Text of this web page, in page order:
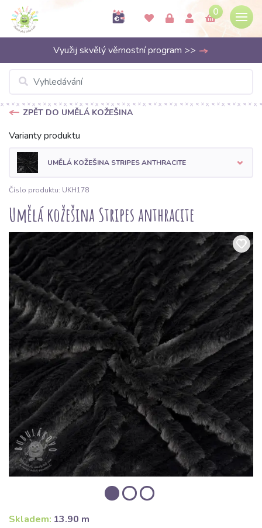
0
Využij skvělý věrnostní program >>
ZPĚT DO UMĚLÁ KOŽEŠINA
Varianty produktu
UMĚLÁ KOŽEŠINA STRIPES ANTHRACITE
Číslo produktu: UKH178
Umělá kožešina Stripes anthracite
Skladem: 13.90 m